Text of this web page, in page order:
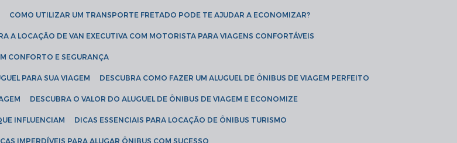
COMO UTILIZAR UM TRANSPORTE FRETADO PODE TE AJUDAR A ECONOMIZAR?
A LOCAÇÃO DE VAN EXECUTIVA COM MOTORISTA PARA VIAGENS CONFORTÁVEIS
CONFORTO E SEGURANÇA
PARA SUA VIAGEM DESCUBRA COMO FAZER UM ALUGUEL DE ÔNIBUS DE VIAGEM PERFEITO
DESCUBRA O VALOR DO ALUGUEL DE ÔNIBUS DE VIAGEM E ECONOMIZE
INFLUENCIAM DICAS ESSENCIAIS PARA LOCAÇÃO DE ÔNIBUS TURISMO
IMPERDÍVEIS PARA ALUGAR ÔNIBUS COM SUCESSO